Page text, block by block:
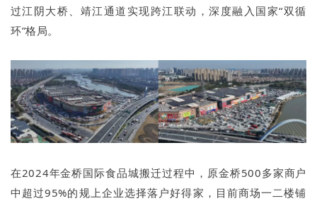
过江阴大桥、靖江通道实现跨江联动，深度融入国家“双循
环”格局。
在2024年金桥国际食品城搬迁过程中，原金桥500多家商户
中超过95%的规上企业选择落户好得家，目前商场一二楼铺